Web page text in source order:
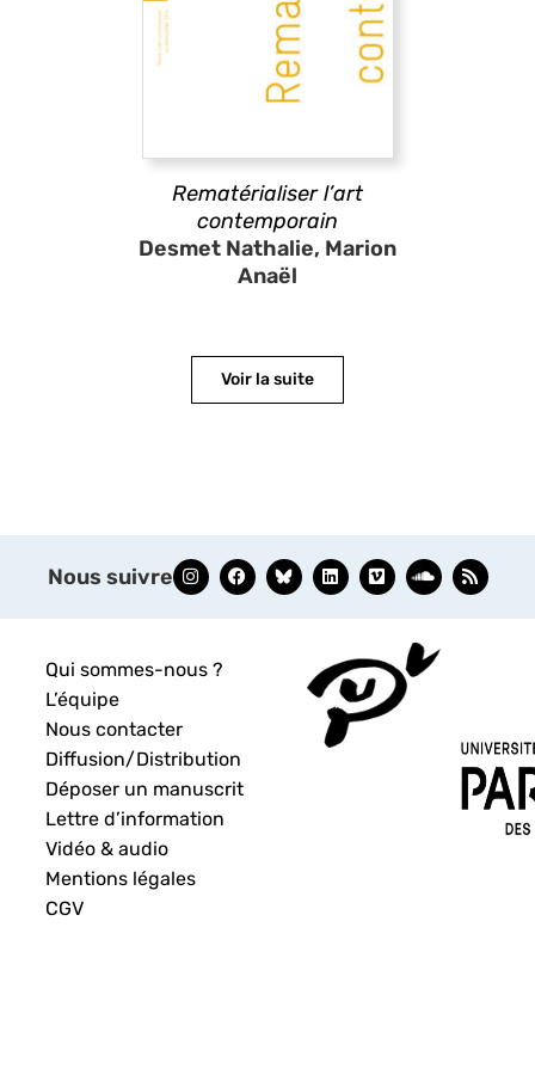
Rematérialiser l’art
contemporain
Desmet Nathalie, Marion
Anaël
Voir la suite
Nous suivre
Qui sommes-nous ?
L’équipe
Nous contacter
Diffusion/Distribution
Déposer un manuscrit
Lettre d’information
Vidéo & audio
Mentions légales
CGV